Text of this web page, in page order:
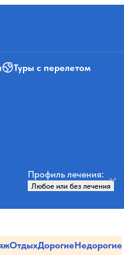
Туры с перелетом
Профиль лечения:
ОтдыхДорогиеНедорогие